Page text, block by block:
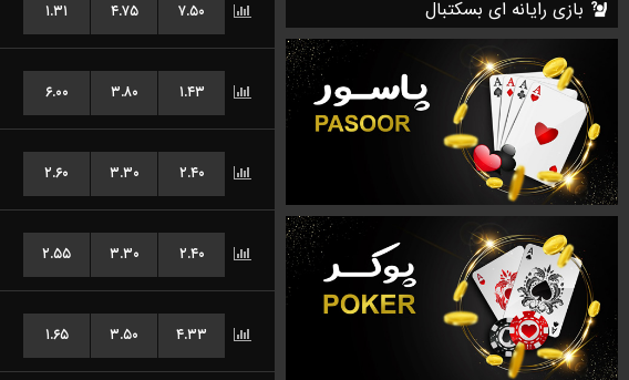
۱.۳۱ ۴.۷۵ ۷.۵۰
۶.۰۰ ۳.۸۰ ۱.۴۳
۲.۶۰ ۳.۳۰ ۲.۴۰
۲.۵۵ ۳.۳۰ ۲.۴۰
۱.۶۵ ۳.۵۰ ۴.۳۳